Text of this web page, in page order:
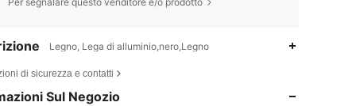
Legno, Lega di alluminio,nero,Legno
di sicurezza e contatti
Sul Negozio
4.59 18 769
4.59 18